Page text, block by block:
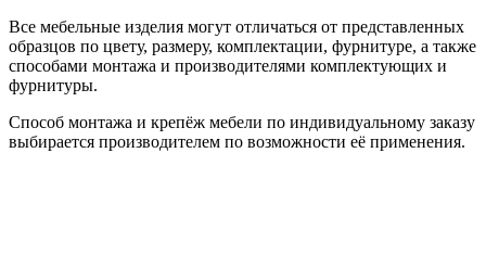
Все мебельные изделия могут отличаться от представленных
образцов по цвету, размеру, комплектации, фурнитуре, а также
способами монтажа и производителями комплектующих и
фурнитуры.
Способ монтажа и крепёж мебели по индивидуальному заказу
выбирается производителем по возможности её применения.